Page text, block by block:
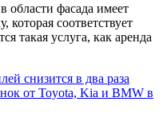
области фасада имеет
которая соответствует
такая услуга, как аренда
от Toyota, Kia и BMW в